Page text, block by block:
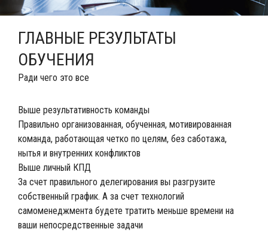
ГЛАВНЫЕ РЕЗУЛЬТАТЫ
ОБУЧЕНИЯ
Ради чего это все
Выше результативность команды
Правильно организованная, обученная, мотивированная
команда, работающая четко по целям, без саботажа,
нытья и внутренних конфликтов
Выше личный КПД
За счет правильного делегирования вы разгрузите
собственный график. А за счет технологий
самоменеджмента будете тратить меньше времени на
ваши непосредственные задачи